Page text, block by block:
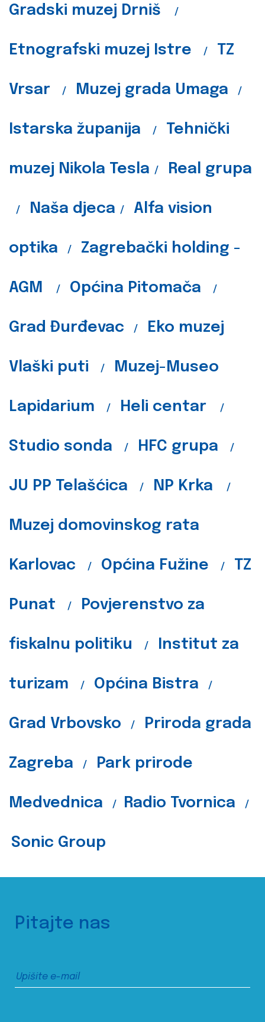
Gradski muzej Drniš /
Etnografski muzej Istre / TZ
Vrsar / Muzej grada Umaga /
Istarska županija / Tehnički
muzej Nikola Tesla / Real grupa
/ Naša djeca / Alfa vision
optika / Zagrebački holding -
AGM / Općina Pitomača /
Grad Đurđevac / Eko muzej
Vlaški puti / Muzej-Museo
Lapidarium / Heli centar /
Studio sonda / HFC grupa /
JU PP Telašćica / NP Krka /
Muzej domovinskog rata
Karlovac / Općina Fužine / TZ
Punat / Povjerenstvo za
fiskalnu politiku / Institut za
turizam / Općina Bistra /
Grad Vrbovsko / Priroda grada
Zagreba / Park prirode
Medvednica / Radio Tvornica /
Sonic Group
Pitajte nas